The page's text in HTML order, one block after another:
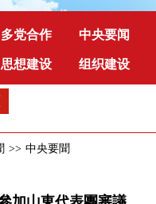
多党合作 中央要闻
思想建设 组织建设
>> 中央要聞